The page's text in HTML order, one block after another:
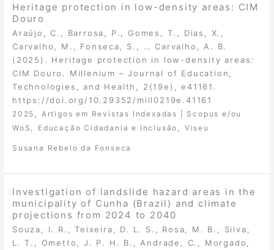
Heritage protection in low-density areas: CIM
Douro
Araújo, C., Barrosa, P., Gomes, T., Dias, X.,
Carvalho, M., Fonseca, S., … Carvalho, A. B.
(2025). Heritage protection in low-density areas:
CIM Douro. Millenium – Journal of Education,
Technologies, and Health, 2(19e), e41161.
https://doi.org/10.29352/mill0219e.41161
2025
Artigos em Revistas Indexadas | Scopus e/ou
WoS
Educação Cidadania e Inclusão Viseu
Susana Rebelo da Fonseca
Investigation of landslide hazard areas in the
municipality of Cunha (Brazil) and climate
projections from 2024 to 2040
Souza, I. R., Teixeira, D. L. S., Rosa, M. B., Silva,
L. T., Ometto, J. P. H. B., Andrade, C., Morgado,